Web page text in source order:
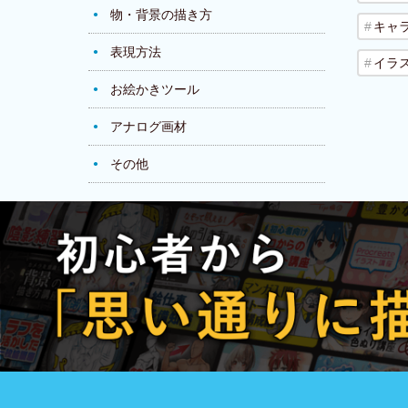
物・背景の描き方
表現方法
お絵かきツール
アナログ画材
その他
キャ
イラ